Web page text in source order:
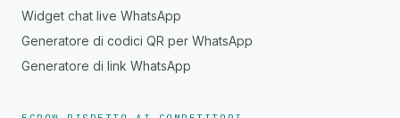
Widget chat live WhatsApp
Generatore di codici QR per WhatsApp
Generatore di link WhatsApp